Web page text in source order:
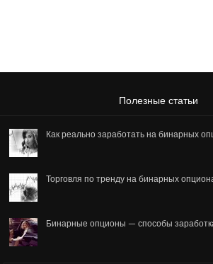
Полезные статьи
Как реально заработать на бинарных
Торговля по тренду на бинарных
Бинарные опционы — способы